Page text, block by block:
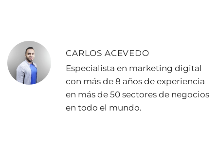
CARLOS ACEVEDO
Especialista en marketing digital
con más de 8 años de experiencia
en más de 50 sectores de negocios
en todo el mundo.